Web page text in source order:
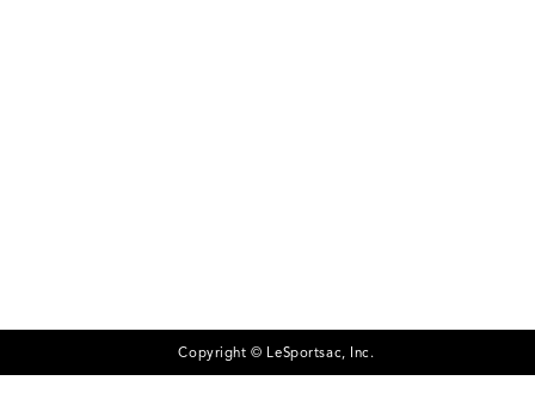
Copyright © LeSportsac, Inc.